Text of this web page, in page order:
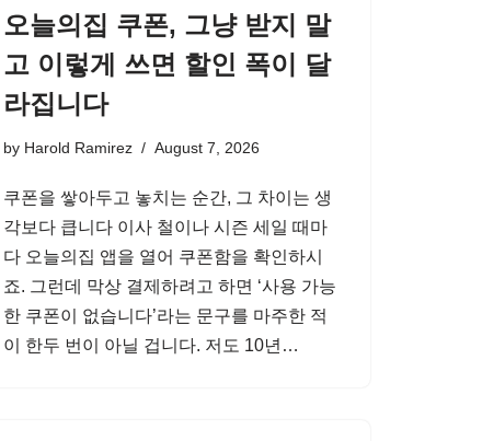
오늘의집 쿠폰, 그냥 받지 말
고 이렇게 쓰면 할인 폭이 달
라집니다
by Harold Ramirez August 7, 2026
쿠폰을 쌓아두고 놓치는 순간, 그 차이는 생
각보다 큽니다 이사 철이나 시즌 세일 때마
다 오늘의집 앱을 열어 쿠폰함을 확인하시
죠. 그런데 막상 결제하려고 하면 ‘사용 가능
한 쿠폰이 없습니다’라는 문구를 마주한 적
이 한두 번이 아닐 겁니다. 저도 10년…